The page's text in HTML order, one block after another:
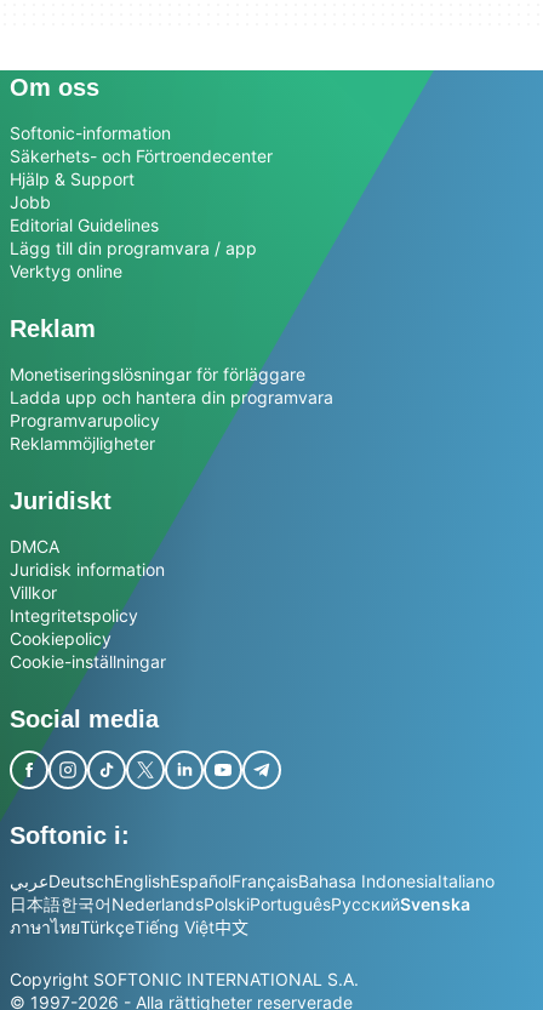
Om oss
Softonic-information
Säkerhets- och Förtroendecenter
Hjälp & Support
Jobb
Editorial Guidelines
Lägg till din programvara / app
Verktyg online
Reklam
Monetiseringslösningar för förläggare
Ladda upp och hantera din programvara
Programvarupolicy
Reklammöjligheter
Juridiskt
DMCA
Juridisk information
Villkor
Integritetspolicy
Cookiepolicy
Cookie-inställningar
Social media
Softonic i:
عربيDeutschEnglishEspañolFrançaisBahasa IndonesiaItaliano
日本語한국어NederlandsPolskiPortuguêsРусскийSvenska
ภาษาไทยTürkçeTiếng Việt中文
Copyright SOFTONIC INTERNATIONAL S.A.
© 1997-2026 - Alla rättigheter reserverade